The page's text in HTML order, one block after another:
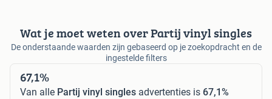
Wat je moet weten over Partij vinyl singles
De onderstaande waarden zijn gebaseerd op je zoekopdracht en de
ingestelde filters
67,1%
Van alle Partij vinyl singles advertenties is 67,1%